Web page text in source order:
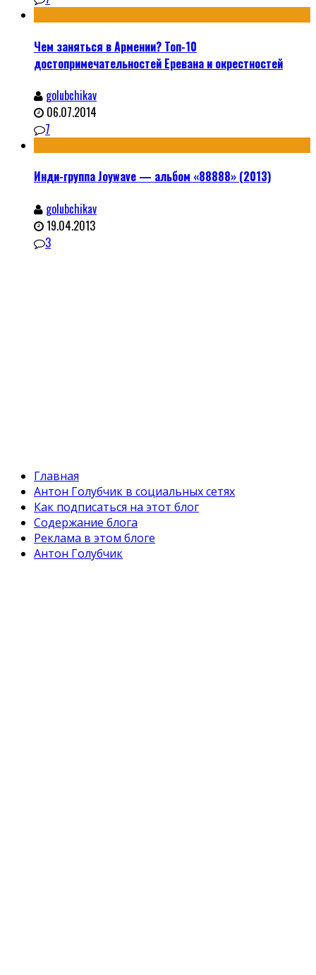
Чем заняться в Армении? Топ-10
достопримечательностей Еревана и окрестностей
golubchikav
06.07.2014
7
Инди-группа Joywave — альбом «88888» (2013)
golubchikav
19.04.2013
3
Главная
Антон Голубчик в социальных сетях
Как подписаться на этот блог
Содержание блога
Реклама в этом блоге
Антон Голубчик